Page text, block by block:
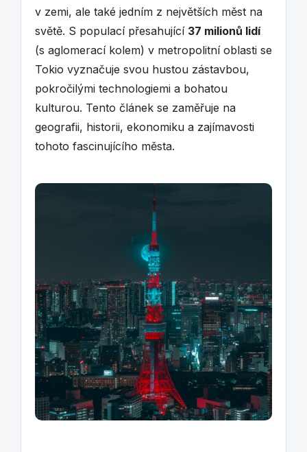
v zemi, ale také jedním z největších měst na
světě. S populací přesahující 37 milionů lidí
(s aglomerací kolem) v metropolitní oblasti se
Tokio vyznačuje svou hustou zástavbou,
pokročilými technologiemi a bohatou
kulturou. Tento článek se zaměřuje na
geografii, historii, ekonomiku a zajímavosti
tohoto fascinujícího města.